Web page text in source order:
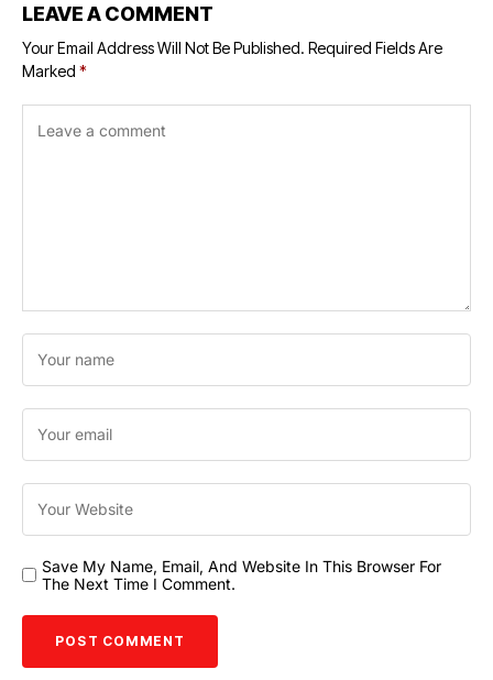
LEAVE A COMMENT
Your Email Address Will Not Be Published. Required Fields Are
Marked *
Save My Name, Email, And Website In This Browser For
The Next Time I Comment.